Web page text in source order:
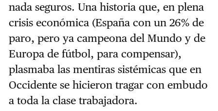
nada seguros. Una historia que, en plena
crisis económica (España con un 26% de
paro, pero ya campeona del Mundo y de
Europa de fútbol, para compensar),
plasmaba las mentiras sistémicas que en
Occidente se hicieron tragar con embudo
a toda la clase trabajadora.